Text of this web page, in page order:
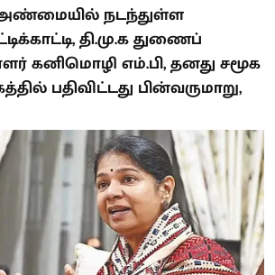
நடந்துள்ள
தி.மு.க துணைப்
கனிமொழி எம்.பி, தனது சமூக
பதிவிட்டது பின்வருமாறு,